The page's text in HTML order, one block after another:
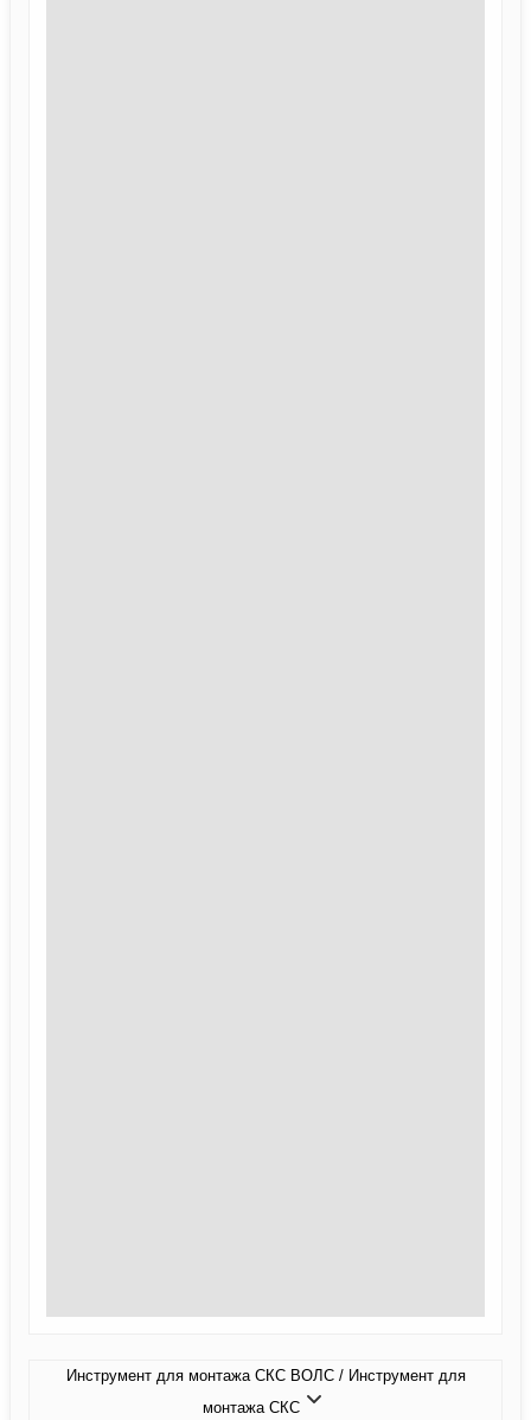
Инструмент для монтажа СКС ВОЛС / Инструмент для
монтажа СКС